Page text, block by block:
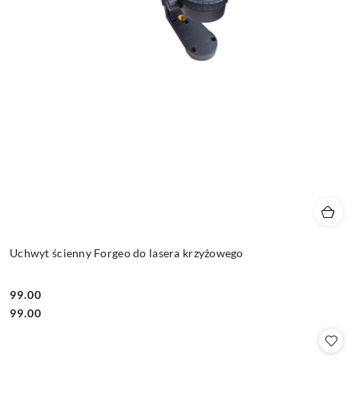
Uchwyt ścienny Forgeo do lasera krzyżowego
Cena:
99.00
Cena:
99.00